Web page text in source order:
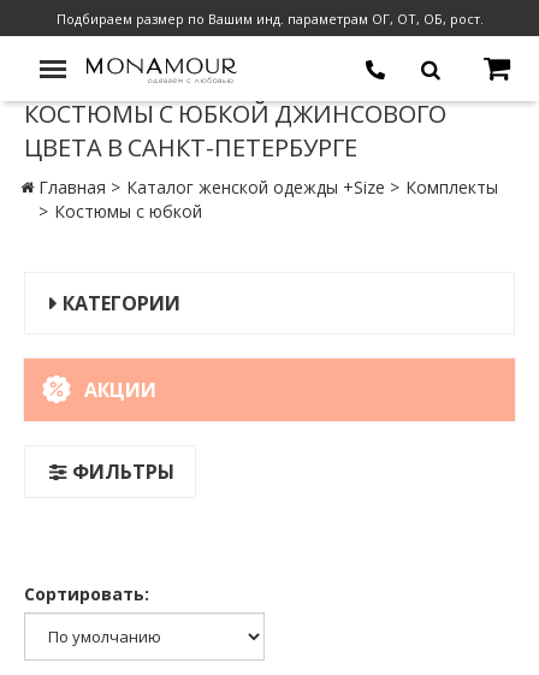
Подбираем размер по Вашим инд. параметрам ОГ, ОТ, ОБ, рост.
КОСТЮМЫ С ЮБКОЙ ДЖИНСОВОГО
ЦВЕТА В САНКТ-ПЕТЕРБУРГЕ
Главная Каталог женской одежды +Size
Комплекты
Костюмы с юбкой
КАТЕГОРИИ
АКЦИИ
ФИЛЬТРЫ
Сортировать: